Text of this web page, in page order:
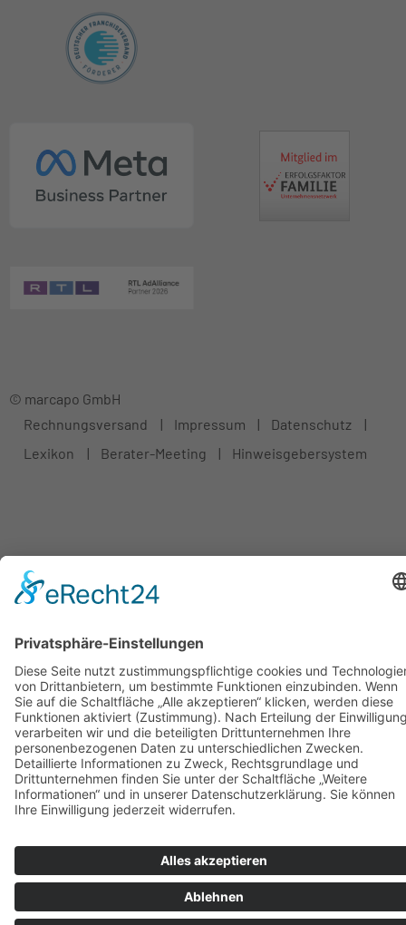
© marcapo GmbH
Rechnungsversand
Impressum
Datenschutz
Lexikon
Berater-Meeting Hinweisgebersystem
marcapo GmbH
|1866 Bewertungen auf ProvenExpert.com